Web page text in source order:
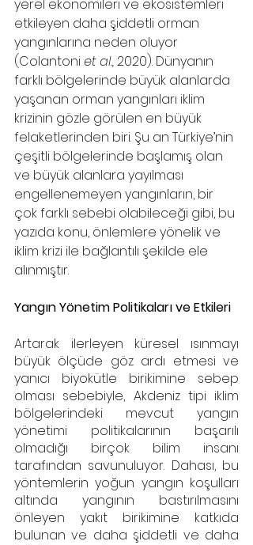
yerel ekonomileri ve ekosistemleri
etkileyen daha şiddetli orman
yangınlarına neden oluyor
(Colantoni et al., 2020). Dünyanın
farklı bölgelerinde büyük alanlarda
yaşanan orman yangınları iklim
krizinin gözle görülen en büyük
felaketlerinden biri. Şu an Türkiye’nin
çeşitli bölgelerinde başlamış olan
ve büyük alanlara yayılması
engellenemeyen yangınların, bir
çok farklı sebebi olabileceği gibi, bu
yazıda konu, önlemlere yönelik ve
iklim krizi ile bağlantılı şekilde ele
alınmıştır.
Yangın Yönetim Politikaları ve Etkileri
Artarak ilerleyen küresel ısınmayı
büyük ölçüde göz ardı etmesi ve
yanıcı biyokütle birikimine sebep
olması sebebiyle, Akdeniz tipi iklim
bölgelerindeki mevcut yangın
yönetimi politikalarının başarılı
olmadığı birçok bilim insanı
tarafından savunuluyor. Dahası, bu
yöntemlerin yoğun yangın koşulları
altında yangının bastırılmasını
önleyen yakıt birikimine katkıda
bulunan ve daha şiddetli ve daha